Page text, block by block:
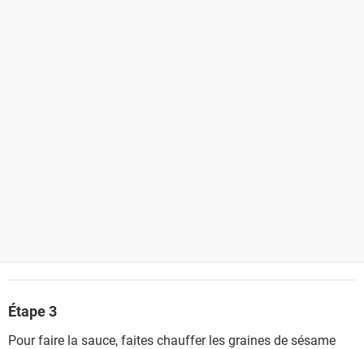
Étape 3
Pour faire la sauce, faites chauffer les graines de sésame